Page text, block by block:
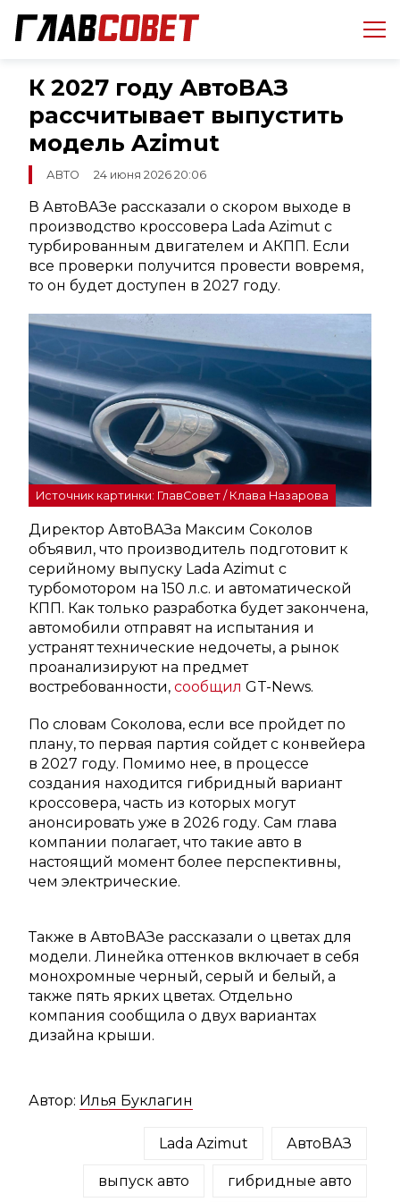
К 2027 году АвтоВАЗ
рассчитывает выпустить
модель Azimut
АВТО 24 июня 2026 20:06
В АвтоВАЗе рассказали о скором выходе в
производство кроссовера Lada Azimut с
турбированным двигателем и АКПП. Если
все проверки получится провести вовремя,
то он будет доступен в 2027 году.
Источник картинки: ГлавСовет / Клава Назарова
Директор АвтоВАЗа Максим Соколов
объявил, что производитель подготовит к
серийному выпуску Lada Azimut с
турбомотором на 150 л.с. и автоматической
КПП. Как только разработка будет закончена,
автомобили отправят на испытания и
устранят технические недочеты, а рынок
проанализируют на предмет
востребованности, сообщил GT-News.
По словам Соколова, если все пройдет по
плану, то первая партия сойдет с конвейера
в 2027 году. Помимо нее, в процессе
создания находится гибридный вариант
кроссовера, часть из которых могут
анонсировать уже в 2026 году. Сам глава
компании полагает, что такие авто в
настоящий момент более перспективны,
чем электрические.
Также в АвтоВАЗе рассказали о цветах для
модели. Линейка оттенков включает в себя
монохромные черный, серый и белый, а
также пять ярких цветах. Отдельно
компания сообщила о двух вариантах
дизайна крыши.
Автор: Илья Буклагин
Lada Azimut АвтоВАЗ
выпуск авто гибридные авто